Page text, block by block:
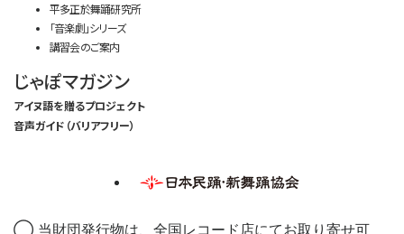
平多正於舞踊研究所
「音楽劇」シリーズ
講習会のご案内
じゃぽマガジン
アイヌ語を贈るプロジェクト
音声ガイド（バリアフリー）
◯ 当財団発行物は、全国レコード店にてお取り寄せ可